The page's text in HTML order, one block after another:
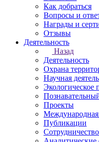
Как добраться
Вопросы и
Награды и
Отзывы
Деятельность
Назад
Деятельность
Охрана
Научная
Экологическое
Проекты
Международная
Публикации